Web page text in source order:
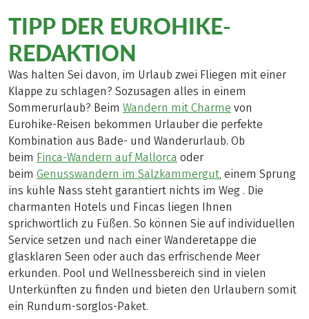
TIPP DER EUROHIKE-
REDAKTION
Was halten Sei davon, im Urlaub zwei Fliegen mit einer
Klappe zu schlagen? Sozusagen alles in einem
Sommerurlaub? Beim Wandern mit Charme von
Eurohike-Reisen bekommen Urlauber die perfekte
Kombination aus Bade- und Wanderurlaub. Ob
beim Finca-Wandern auf Mallorca oder
beim Genusswandern im Salzkammergut, einem Sprung
ins kühle Nass steht garantiert nichts im Weg . Die
charmanten Hotels und Fincas liegen Ihnen
sprichwörtlich zu Füßen. So können Sie auf individuellen
Service setzen und nach einer Wanderetappe die
glasklaren Seen oder auch das erfrischende Meer
erkunden. Pool und Wellnessbereich sind in vielen
Unterkünften zu finden und bieten den Urlaubern somit
ein Rundum-sorglos-Paket.